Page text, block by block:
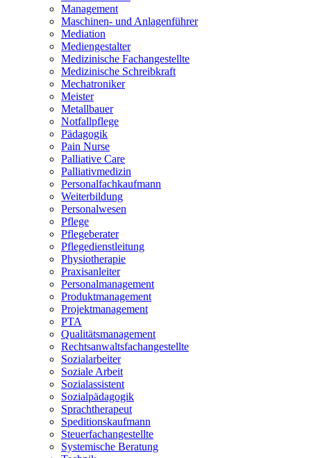
Management
Maschinen- und Anlagenführer
Mediation
Mediengestalter
Medizinische Fachangestellte
Medizinische Schreibkraft
Mechatroniker
Meister
Metallbauer
Notfallpflege
Pädagogik
Pain Nurse
Palliative Care
Palliativmedizin
Personalfachkaufmann
Weiterbildung
Personalwesen
Pflege
Pflegeberater
Pflegedienstleitung
Physiotherapie
Praxisanleiter
Personalmanagement
Produktmanagement
Projektmanagement
PTA
Qualitätsmanagement
Rechtsanwaltsfachangestellte
Sozialarbeiter
Soziale Arbeit
Sozialassistent
Sozialpädagogik
Sprachtherapeut
Speditionskaufmann
Steuerfachangestellte
Systemische Beratung